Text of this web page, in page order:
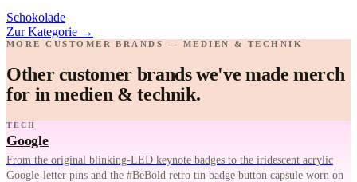
Schokolade
Zur Kategorie →
MORE CUSTOMER BRANDS — MEDIEN & TECHNIK
Other customer brands we've made merch
for in medien & technik.
TECH
Google
From the original blinking-LED keynote badges to the iridescent acrylic
Google-letter pins and the #BeBold retro tin badge button capsule worn on